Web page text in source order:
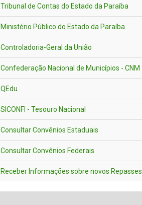
Tribunal de Contas do Estado da Paraíba
Ministério Público do Estado da Paraíba
Controladoria-Geral da União
Confederação Nacional de Municípios - CNM
QEdu
SICONFI - Tesouro Nacional
Consultar Convênios Estaduais
Consultar Convênios Federais
Receber Informações sobre novos Repasses